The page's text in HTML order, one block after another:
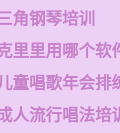
角钢琴培训
里里用哪个软
童唱歌年会排
人流行唱法培